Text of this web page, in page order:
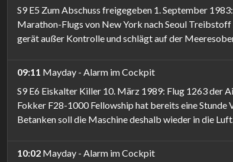
S9 E5 Zum Abschuss freigegeben 1. September
Marathon-Flugs von New York nach Seoul
gerät außer Kontrolle und schlägt auf der
09:11 Mayday - Alarm im Cockpit
S9 E6 Eiskalter Killer 10. März 1989: Flug 1263 der
Fokker F28-1000 Fellowship hat bereits eine
Betanken soll die Maschine deshalb wieder in die
10:02 Mayday - Alarm im Cockpit